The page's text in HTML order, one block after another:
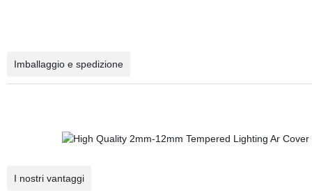
Imballaggio e spedizione
I nostri vantaggi